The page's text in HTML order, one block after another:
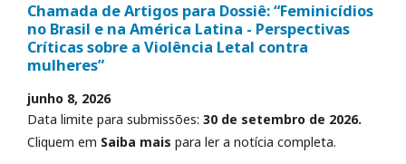
Chamada de Artigos para Dossiê: “Feminicídios
no Brasil e na América Latina - Perspectivas
Críticas sobre a Violência Letal contra
mulheres”
junho 8, 2026
Data limite para submissões: 30 de setembro de 2026.
Cliquem em Saiba mais para ler a notícia completa.